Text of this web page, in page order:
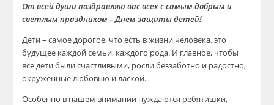
От всей души поздравляю вас всех с самым добрым и
светлым праздником – Днем защиты детей!
Дети – самое дорогое, что есть в жизни человека, это
будущее каждой семьи, каждого рода. И главное, чтобы
все дети были счастливыми, росли беззаботно и радостно,
окруженные любовью и лаской.
Особенно в нашем внимании нуждаются ребятишки,